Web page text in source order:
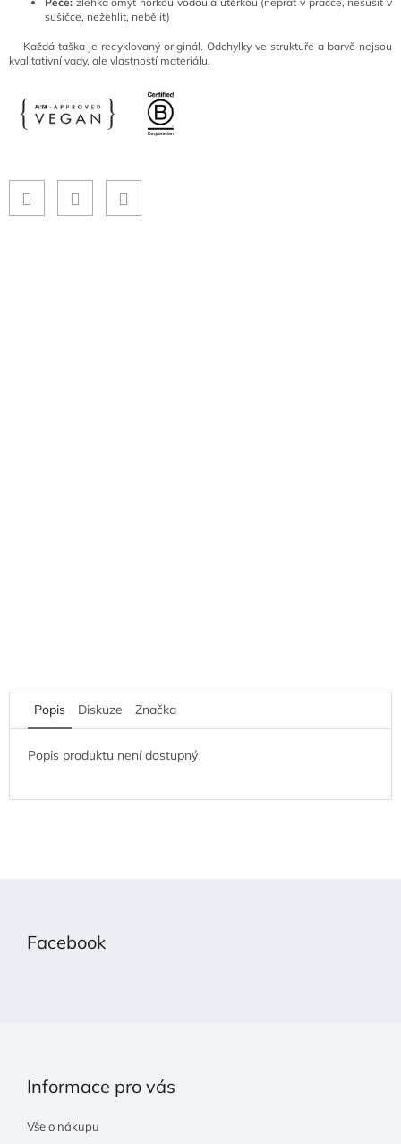
sušičce, nežehlit, nebělit)
Každá taška je recyklovaný originál. Odchylky ve struktuře a barvě nejsou
kvalitativní vady, ale vlastností materiálu.
Popis Diskuze Značka
Popis produktu není dostupný
Facebook
Informace pro vás
Vše o nákupu